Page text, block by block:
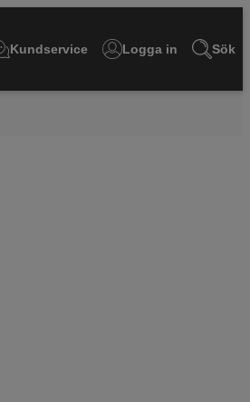
Kundservice Logga in Sök